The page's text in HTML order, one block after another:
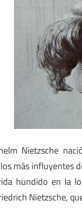
Nietzsche
más influyentes
hundido en la
Nietzsche,